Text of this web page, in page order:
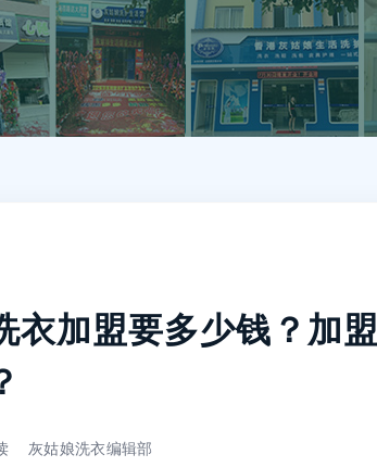
衣加盟要多少钱？加
灰姑娘洗衣编辑部